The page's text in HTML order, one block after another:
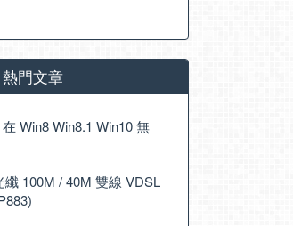
熱門文章
Win8 Win8.1 Win10 無
纖 100M / 40M 雙線 VDSL